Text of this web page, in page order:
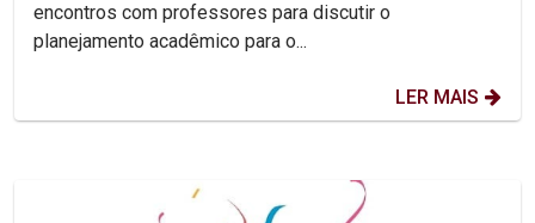
encontros com professores para discutir o
planejamento acadêmico para o...
LER MAIS